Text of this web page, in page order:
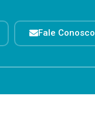
Fale Conosco